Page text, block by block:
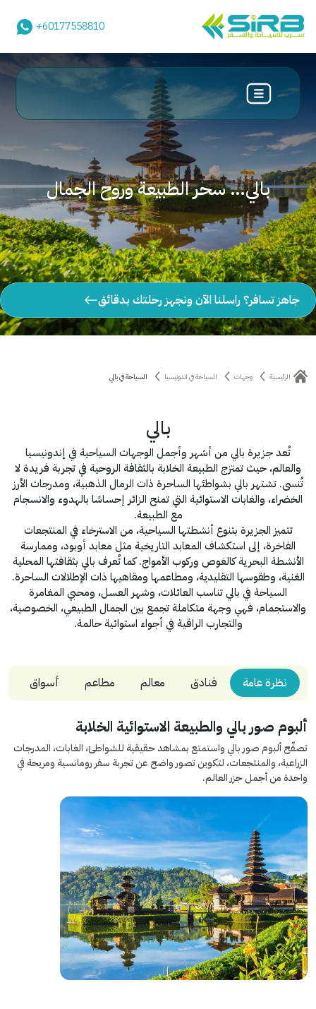
+60177558810
بالي… سحر الطبيعة وروح الجمال
جاهز تسافر؟ راسلنا الآن ونجهز رحلتك بدقائق
الرئيسية وجهات السياحة في اندونيسيا السياحة في بالي
بالي
تُعد جزيرة بالي من أشهر وأجمل الوجهات السياحية في إندونيسيا
والعالم، حيث تمتزج الطبيعة الخلابة بالثقافة الروحية في تجربة فريدة لا
تُنسى. تشتهر بالي بشواطئها الساحرة ذات الرمال الذهبية، ومدرجات الأرز
الخضراء، والغابات الاستوائية التي تمنح الزائر إحساسًا بالهدوء والانسجام
مع الطبيعة.
تتميز الجزيرة بتنوع أنشطتها السياحية، من الاسترخاء في المنتجعات
الفاخرة، إلى استكشاف المعابد التاريخية مثل معابد أوبود، وممارسة
الأنشطة البحرية كالغوص وركوب الأمواج. كما تُعرف بالي بثقافتها المحلية
الغنية، وطقوسها التقليدية، ومطاعمها ومقاهيها ذات الإطلالات الساحرة.
السياحة في بالي تناسب العائلات، وشهر العسل، ومحبي المغامرة
والاستجمام، فهي وجهة متكاملة تجمع بين الجمال الطبيعي، الخصوصية،
والتجارب الراقية في أجواء استوائية حالمة.
نظرة عامة فنادق معالم مطاعم أسواق
ألبوم صور بالي والطبيعة الاستوائية الخلابة
تصفّح ألبوم صور بالي واستمتع بمشاهد حقيقية للشواطئ، الغابات، المدرجات
الزراعية، والمنتجعات، لتكوين تصور واضح عن تجربة سفر رومانسية ومريحة في
واحدة من أجمل جزر العالم.